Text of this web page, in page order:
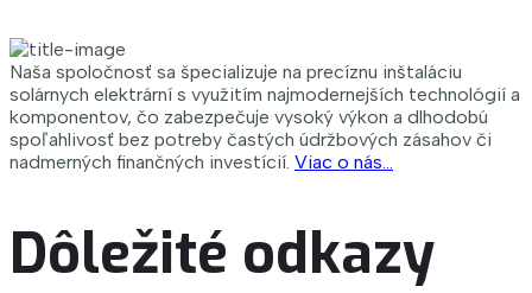
Naša spoločnosť sa špecializuje na precíznu inštaláciu
solárnych elektrární s využitím najmodernejších technológií a
komponentov, čo zabezpečuje vysoký výkon a dlhodobú
spoľahlivosť bez potreby častých údržbových zásahov či
nadmerných finančných investícií. Viac o nás…
Dôležité odkazy